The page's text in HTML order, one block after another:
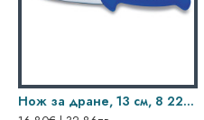
Нож за дране, 13 см, 8 2260 13, Dick